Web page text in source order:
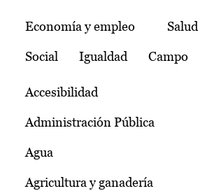
Temas
Economía y empleo Salud
Social Igualdad Campo
Accesibilidad
Administración Pública
Agua
Agricultura y ganadería